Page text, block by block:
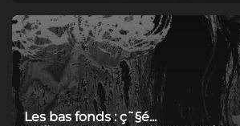
Les bas fonds : ç˜§é...